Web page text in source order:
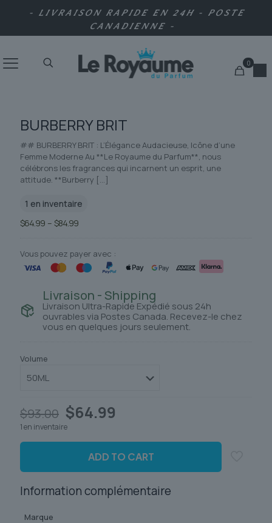
- LIVRAISON RAPIDE EN 24H - POSTE
CANADIENNE -
0
BURBERRY BRIT
## BURBERRY BRIT : L’Élégance Audacieuse, Icône d’une
Femme Moderne Au **Le Royaume du Parfum**, nous
célébrons les fragrances qui incarnent un esprit, une
attitude. **Burberry […]
1 en inventaire
$64.99 – $84.99Plage
$64.99
à
$84.99
Vous pouvez payer avec :
Livraison - Shipping
Livraison Ultra-Rapide Expédié sous 24h
ouvrables via Postes Canada. Recevez-le chez
vous en quelques jours seulement.
Volume
$93.00 Le
prix
initial
était :
$93.00.
$64.99
est :
$64.99.
1 en inventaire
ADD TO CART
Information complémentaire
Marque